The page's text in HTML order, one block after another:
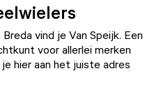
vind je Van Speijk. Een
voor allerlei merken
hier aan het juiste adres